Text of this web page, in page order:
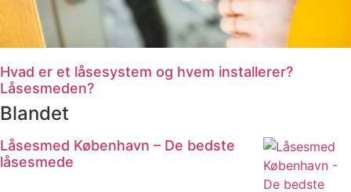
Hvad er et låsesystem og hvem installerer?
Låsesmeden?
Blandet
Låsesmed København – De bedste
låsesmede